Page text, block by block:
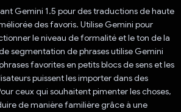
Gemini 1.5 pour des traductions de haute
des favoris. Utilise Gemini pour
le niveau de formalité et le ton de la
segmentation de phrases utilise Gemini
favorites en petits blocs de sens et les
puissent les importer dans des
ceux qui souhaitent pimenter les choses,
de manière familière grâce à une